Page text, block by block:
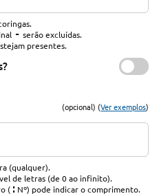
- serão excluídas.
presentes.
(opcional) (Ver exemplos)
(qualquer).
de letras (de 0 ao infinito).
(: Nº) pode indicar o comprimento.